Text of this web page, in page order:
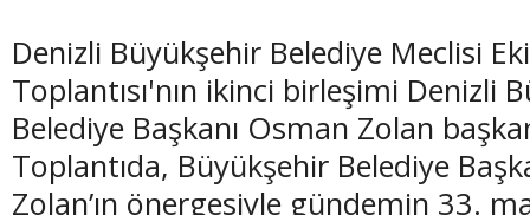
Denizli Büyükşehir Belediye Meclisi
Toplantısı'nın ikinci birleşimi Denizli
Belediye Başkanı Osman Zolan
Toplantıda, Büyükşehir Belediye
Zolan’ın önergesiyle gündemin 33.